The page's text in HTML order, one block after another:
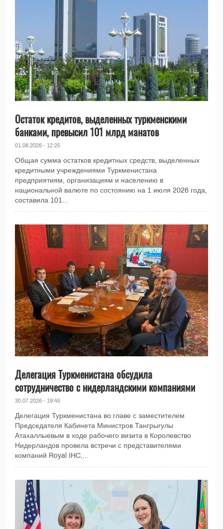
Остаток кредитов, выделенных туркменскими
банками, превысил 101 млрд манатов
01.08.2026 - 12:25
Общая сумма остатков кредитных средств, выделенных
кредитными учреждениями Туркменистана
предприятиям, организациям и населению в
национальной валюте по состоянию на 1 июля 2026 года,
составила 101...
Делегация Туркменистана обсудила
сотрудничество с нидерландскими компаниями
30.07.2026 - 19:45
Делегация Туркменистана во главе с заместителем
Председателя Кабинета Министров Тангрыгулы
Атахаллыевым в ходе рабочего визита в Королевство
Нидерландов провела встречи с представителями
компаний Royal IHC,...